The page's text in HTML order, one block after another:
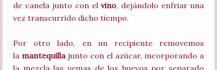
de canela junto con elvino, dejándolo enfriar una
vez transcurrido dicho tiempo.
Por otro lado, en un recipiente removemos
la mantequillajunto con el azúcar, incorporando a
la mezcla las yemas de los huevos por separado